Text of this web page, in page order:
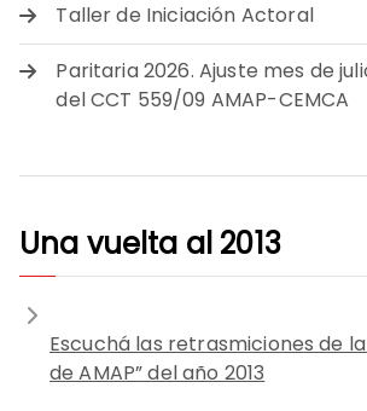
Taller de Iniciación Actoral
Paritaria 2026. Ajuste mes de
del CCT 559/09 AMAP-CEMCA
Una vuelta al 2013
Escuchá las retrasmiciones de la
de AMAP” del año 2013